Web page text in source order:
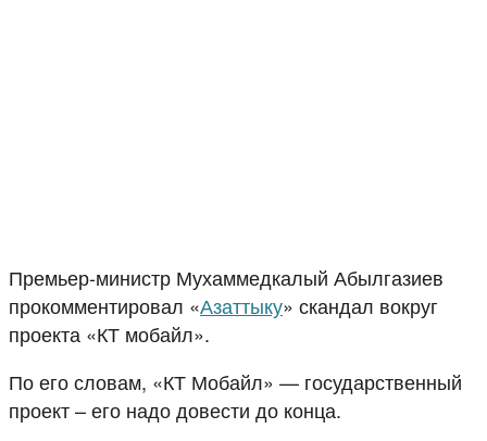
Премьер-министр Мухаммедкалый Абылгазиев
прокомментировал «Азаттыку» скандал вокруг
проекта «КТ мобайл».
По его словам, «КТ Мобайл» — государственный
проект – его надо довести до конца.